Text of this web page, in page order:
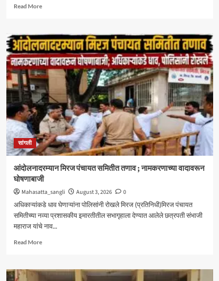
Read MoreRead
केंद्रीय
आरोग्य
योजनेत
सिनर्जी
हॉस्पिटलचा
समावेश
;
दक्षिण
महाराष्ट्रातील
CGHS
लाभार्थ्यांना
मोठा
दिलासा
सांगली
आंदोलनादरम्यान मिरज पंचायत समितीत तणाव ; नामकरणाच्या वादावरून
घोषणाबाजी
Mahasatta_sangli August 3, 2026
0
अधिकाऱ्यांकडे धाव घेणाऱ्यांना पोलिसांनी रोखले मिरज (प्रतिनिधी)मिरज पंचायत
समितीच्या नव्या प्रशासकीय इमारतीतील सभागृहाला देण्यात आलेले छत्रपती संभाजी
महाराज यांचे नाव...
Read MoreRead
आंदोलनादरम्यान